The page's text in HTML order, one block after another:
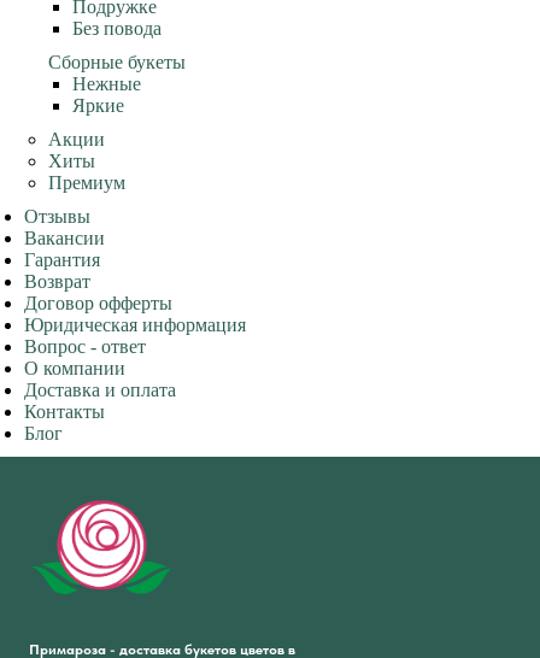
Подружке
Без повода
Сборные букеты
Нежные
Яркие
Акции
Хиты
Премиум
Отзывы
Вакансии
Гарантия
Возврат
Договор офферты
Юридическая информация
Вопрос - ответ
О компании
Доставка и оплата
Контакты
Блог
Примароза - доставка букетов цветов в